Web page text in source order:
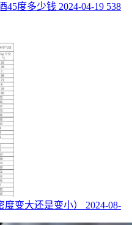
45度多少钱 2024-04-19 538
变大还是变小）
2024-08-